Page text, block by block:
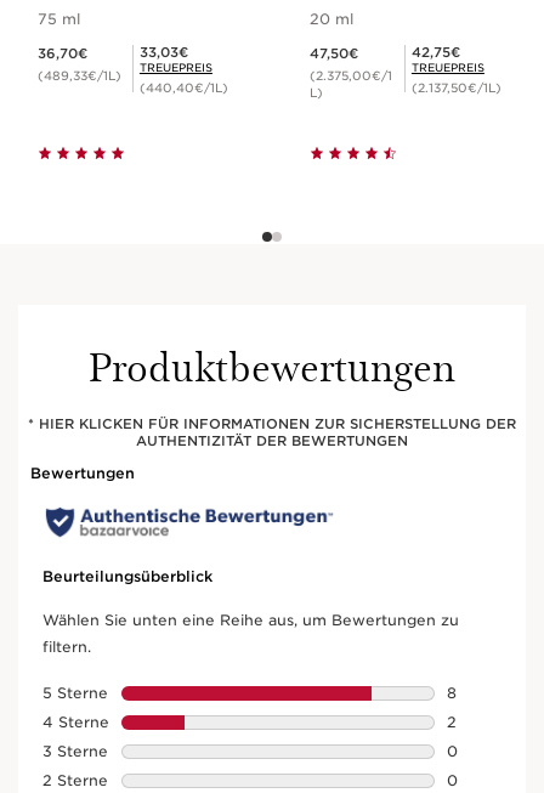
ESSENTIEL [HA
MEHR ALS FEUCHTIGKEIT.
Produktlinie für feuchtigkeitsarme
EIN INNOVATIVE
75 ml
36,70€
(489,33€/1L)
Mitgliederpreis 33,03€
33,03€
TREUEPREIS
(440,40€/1L)
20 ml
47,50€
(2.375,00€/1
L)
Mitgliederpreis 42,75€
42,75€
TREUEPREIS
(2.137,50€/1L)
Produktbewertungen
* HIER KLICKEN FÜR INFORMATIONEN ZUR SICHERSTELLUNG DER
AUTHENTIZITÄT DER BEWERTUNGEN